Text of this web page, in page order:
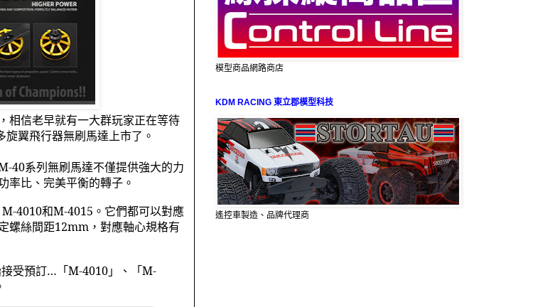
相信老早就有一大群玩家正在等待
旋翼飛行器無刷馬達上市了。
40系列無刷馬達不僅提供強大的力
率比、完美平衡的轉子。
M-4010和M-4015 。它們都可以對應
螺絲間距12mm ，對應軸心規格有
受預訂…「M-4010」、「M-
模型商品網路商店
KDM RACING 東立郡模型科技
遙控車製造、品牌代理商